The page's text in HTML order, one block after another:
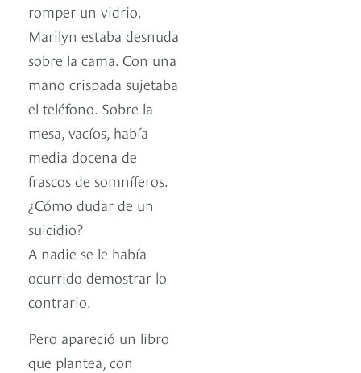
romper un vidrio.
Marilyn estaba desnuda
sobre la cama. Con una
mano crispada sujetaba
el teléfono. Sobre la
mesa, vacíos, había
media docena de
frascos de somníferos.
¿Cómo dudar de un
suicidio?
A nadie se le había
ocurrido demostrar lo
contrario.
Pero apareció un libro
que plantea, con